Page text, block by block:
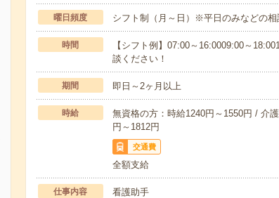
曜日頻度 シフト制（月～日）※平日のみなどの
時間
【シフト例】07:00～16:0009:00～
談ください！
期間 即日～2ヶ月以上
時給
無資格の方：時給1240円～1550円 / 介
円～1812円
交通費
全額支給
仕事内容
看護助手